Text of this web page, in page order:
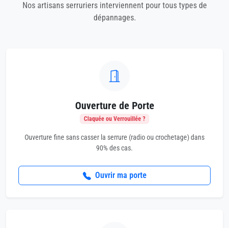
Nos artisans serruriers interviennent pour tous types de
dépannages.
Ouverture de Porte
Claquée ou Verrouillée ?
Ouverture fine sans casser la serrure (radio ou crochetage) dans
90% des cas.
Ouvrir ma porte